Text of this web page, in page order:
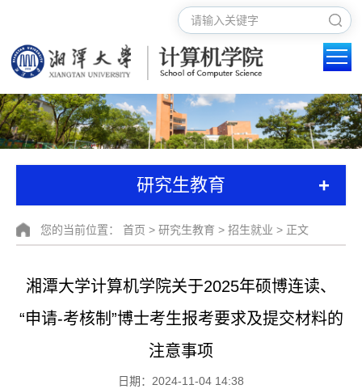
研究生教育 +
您的当前位置： 首页 > 研究生教育 > 招生就业 > 正文
湘潭大学计算机学院关于2025年硕博连读、
“申请-考核制”博士考生报考要求及提交材料的
注意事项
日期：2024-11-04 14:38